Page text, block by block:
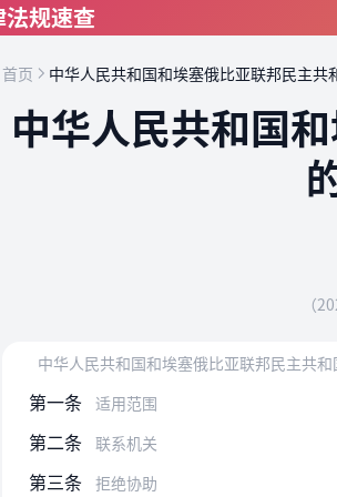
法规速查
首页 中华人民共和国和埃塞俄比亚联邦民主共
中华人民共和国
（
中华人民共和国和埃塞俄比亚联邦民主共
第一条 适用范围
第二条 联系机关
第三条 拒绝协助